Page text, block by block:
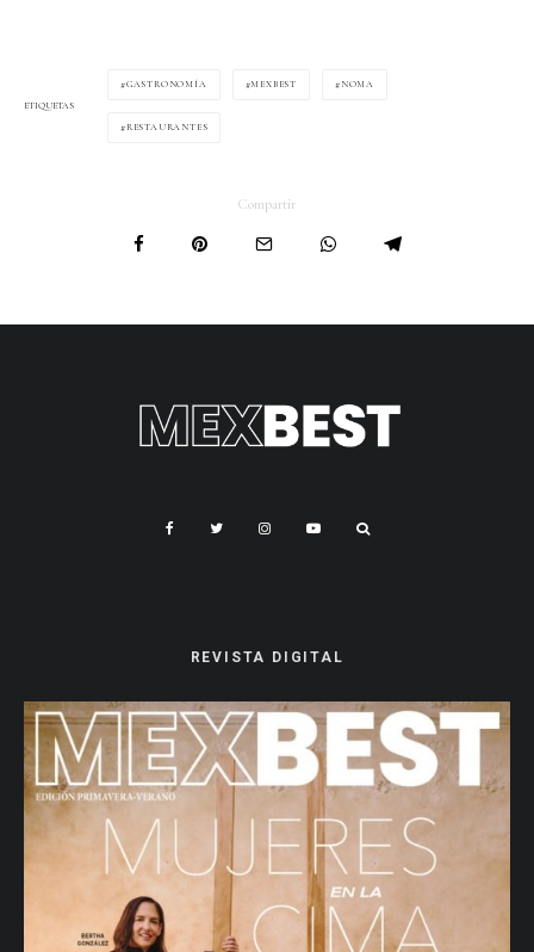
ETIQUETAS
GASTRONOMÍA MEXBEST NOMA
RESTAURANTES
Compartir
REVISTA DIGITAL